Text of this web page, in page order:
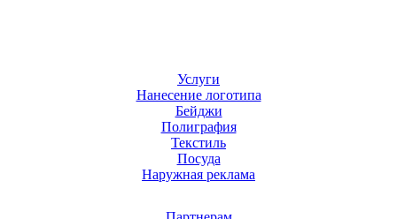
Услуги
Нанесение логотипа
Бейджи
Полиграфия
Текстиль
Посуда
Наружная реклама